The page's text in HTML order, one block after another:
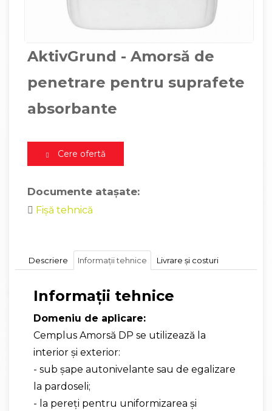
AktivGrund - Amorsă de
penetrare pentru suprafete
absorbante
Cere ofertă
Documente atașate:
Fișă tehnică
Descriere Informații tehnice Livrare și costuri
Informații tehnice
Domeniu de aplicare:
Cemplus Amorsă DP se utilizează la
interior și exterior:
- sub șape autonivelante sau de egalizare
la pardoseli;
- la pereți pentru uniformizarea și